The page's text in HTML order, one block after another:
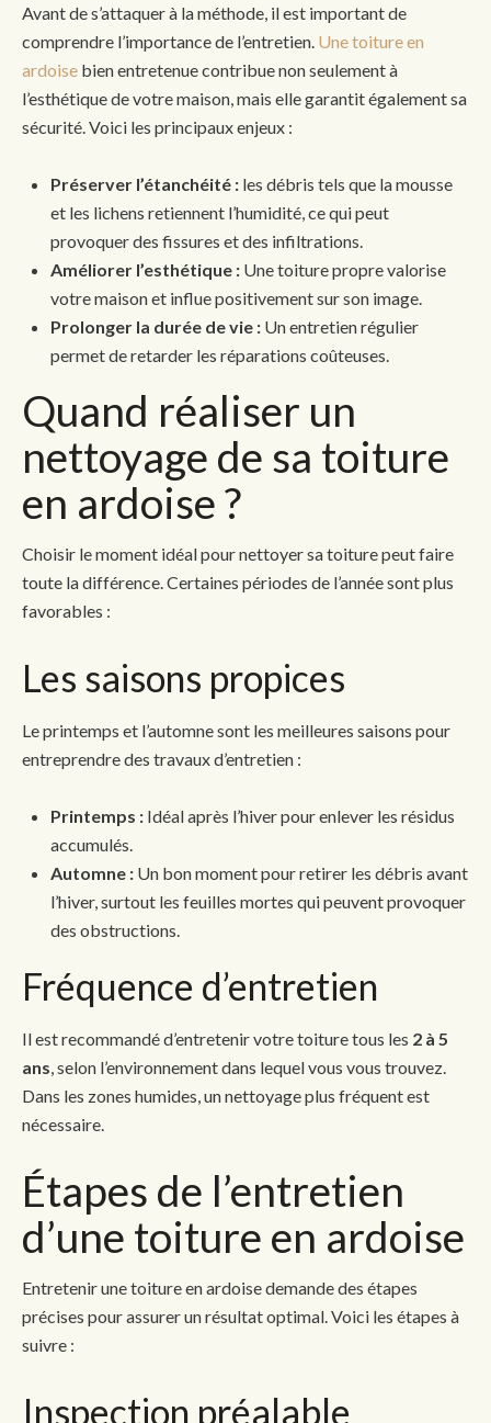
Avant de s’attaquer à la méthode, il est important de
comprendre l’importance de l’entretien. Une toiture en
ardoise bien entretenue contribue non seulement à
l’esthétique de votre maison, mais elle garantit également sa
sécurité. Voici les principaux enjeux :
Préserver l’étanchéité : les débris tels que la mousse
et les lichens retiennent l’humidité, ce qui peut
provoquer des fissures et des infiltrations.
Améliorer l’esthétique : Une toiture propre valorise
votre maison et influe positivement sur son image.
Prolonger la durée de vie : Un entretien régulier
permet de retarder les réparations coûteuses.
Quand réaliser un
nettoyage de sa toiture
en ardoise ?
Choisir le moment idéal pour nettoyer sa toiture peut faire
toute la différence. Certaines périodes de l’année sont plus
favorables :
Les saisons propices
Le printemps et l’automne sont les meilleures saisons pour
entreprendre des travaux d’entretien :
Printemps : Idéal après l’hiver pour enlever les résidus
accumulés.
Automne : Un bon moment pour retirer les débris avant
l’hiver, surtout les feuilles mortes qui peuvent provoquer
des obstructions.
Fréquence d’entretien
Il est recommandé d’entretenir votre toiture tous les 2 à 5
ans , selon l’environnement dans lequel vous vous trouvez.
Dans les zones humides, un nettoyage plus fréquent est
nécessaire.
Étapes de l’entretien
d’une toiture en ardoise
Entretenir une toiture en ardoise demande des étapes
précises pour assurer un résultat optimal. Voici les étapes à
suivre :
Inspection préalable